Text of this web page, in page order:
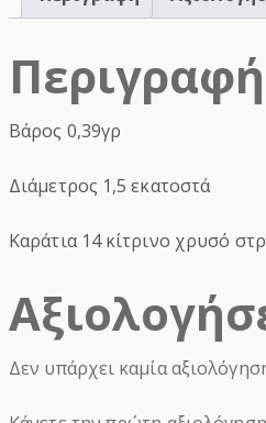
Περιγραφή
Βάρος 0,39γρ
Διάμετρος 1,5 εκατοστά
Καράτια 14 κίτρινο χρυσό
Δεν υπάρχει καμία